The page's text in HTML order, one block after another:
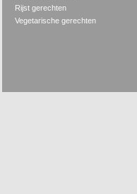
Rijst gerechten
Vegetarische gerechten